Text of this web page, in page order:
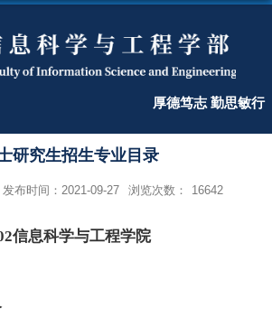
厚德笃志 勤思敏行
研究生招生专业目录
发布时间：2021-09-27 浏览次数： 16642
信息科学与工程学院